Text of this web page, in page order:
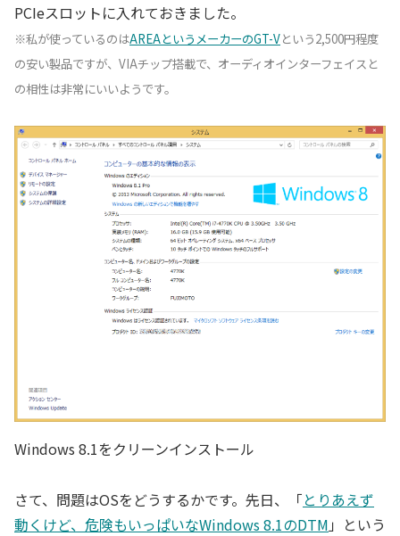
PCIeスロットに入れておきました。
※私が使っているのはAREAというメーカーのGT-Vという2,500円程度
の安い製品ですが、VIAチップ搭載で、オーディオインターフェイスと
の相性は非常にいいようです。
Windows 8.1をクリーンインストール
さて、問題はOSをどうするかです。先日、「とりあえず
動くけど、危険もいっぱいなWindows 8.1のDTM 」という